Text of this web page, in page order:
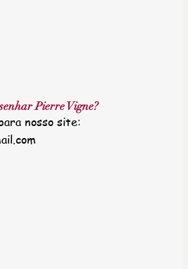
Pierre Vigne?
nosso site: